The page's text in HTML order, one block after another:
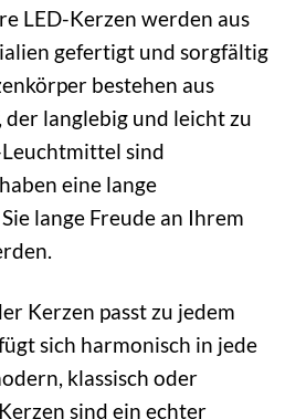
LED-Kerzen werden aus
gefertigt und sorgfältig
bestehen aus
langlebig und leicht zu
sind
eine lange
lange Freude an Ihrem
Kerzen passt zu jedem
sich harmonisch in jede
klassisch oder
sind ein echter